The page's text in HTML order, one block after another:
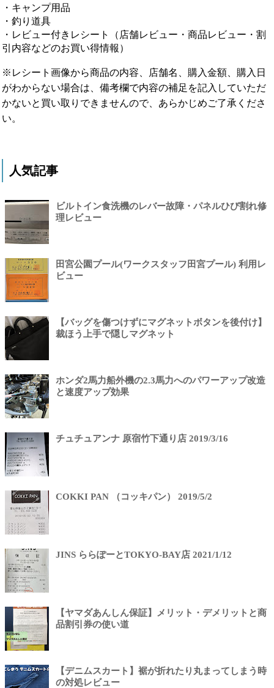
・キャンプ用品
・釣り道具
・レビュー付きレシート（店舗レビュー・商品レビュー・割
引内容などのお買い得情報）
※レシート画像から商品の内容、店舗名、購入金額、購入日
がわからない場合は、備考欄で内容の補足を記入していただ
かないと買い取りできませんので、あらかじめご了承くださ
い。
人気記事
ビルトイン食洗機のレバー故障・パネルひび割れ修
理レビュー
田宮公園プール(ワークスタッフ田宮プール) 利用レ
ビュー
【バッグを傷つけずにマグネットボタンを後付け】
裁ほう上手で隠しマグネット
ホンダ2馬力船外機の2.3馬力へのパワーアップ改造
と速度アップ効果
チュチュアンナ 原宿竹下通り店 2019/3/16
COKKI PAN （コッキパン） 2019/5/2
JINS ららぽーとTOKYO-BAY店 2021/1/12
【ヤマダあんしん保証】メリット・デメリットと商
品割引券の使い道
【デニムスカート】裾が折れたり丸まってしまう時
の対処レビュー